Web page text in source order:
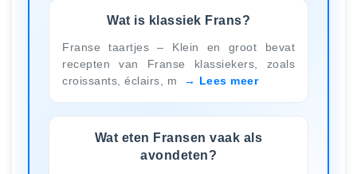
Wat is klassiek Frans?
Franse taartjes – Klein en groot bevat
recepten van Franse klassiekers, zoals
croissants, éclairs, m
Lees meer
Wat eten Fransen vaak als
avondeten?